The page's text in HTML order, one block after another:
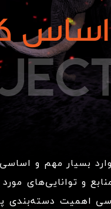
EC
بسیار مهم و
و توانایی‌های
اهمیت دسته‌بندی